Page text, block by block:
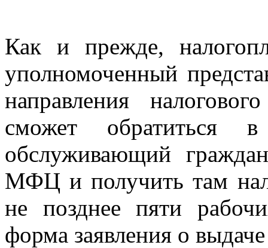
Как и прежде,
уполномоченный
направления
сможет обратиться
обслуживающий
МФЦ и получить там
не позднее пяти
форма заявления о